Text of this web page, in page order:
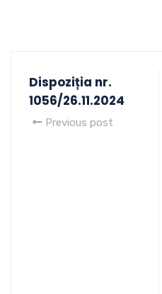
Dispoziția nr.
1056/26.11.2024
Previous post